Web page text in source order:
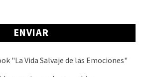
"La Vida Salvaje de las Emociones"